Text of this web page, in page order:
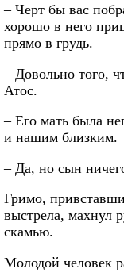
– Черт бы вас
хорошо в него
прямо в грудь.
– Довольно того,
Атос.
– Его мать была
и нашим близким.
– Да, но сын
Гримо,
выстрела, махнул
скамью.
Молодой человек